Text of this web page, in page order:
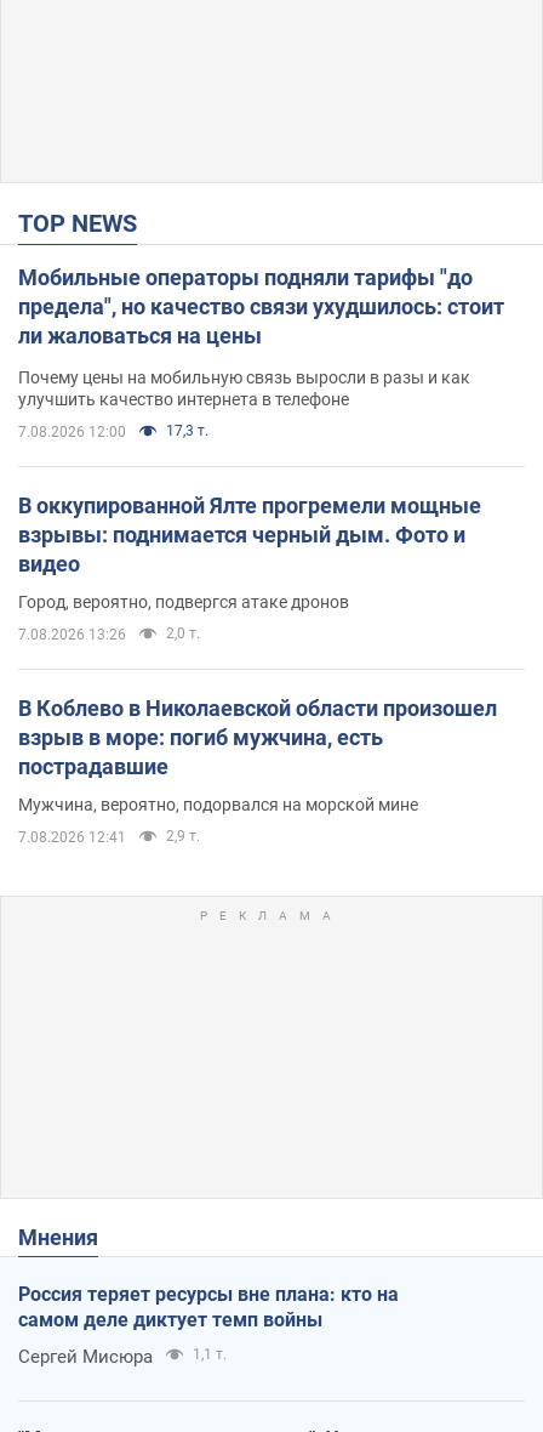
TOP NEWS
Мобильные операторы подняли тарифы "до
предела", но качество связи ухудшилось: стоит
ли жаловаться на цены
Почему цены на мобильную связь выросли в разы и как
улучшить качество интернета в телефоне
7.08.2026 12:00 17,3 т.
В оккупированной Ялте прогремели мощные
взрывы: поднимается черный дым. Фото и
видео
Город, вероятно, подвергся атаке дронов
7.08.2026 13:26 2,0 т.
В Коблево в Николаевской области произошел
взрыв в море: погиб мужчина, есть
пострадавшие
Мужчина, вероятно, подорвался на морской мине
7.08.2026 12:41 2,9 т.
Мнения
Россия теряет ресурсы вне плана: кто на
самом деле диктует темп войны
Сергей Мисюра 1,1 т.